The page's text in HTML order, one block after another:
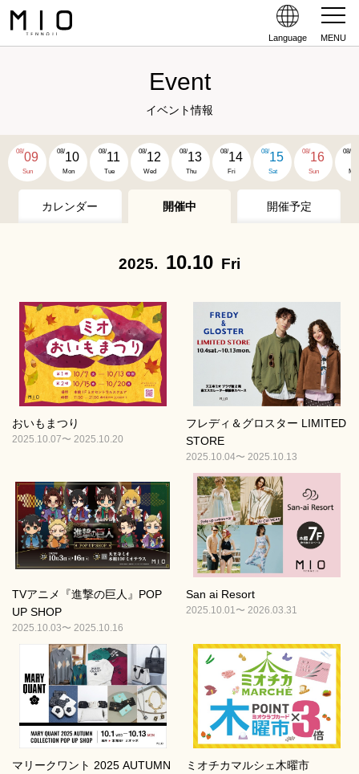
Language MENU
Event
イベント情報
08/09
Sun
08/10
Mon
08/11
Tue
08/12
Wed
08/13
Thu
08/14
Fri
08/15
Sat
08/16
Sun
08/
カレンダー 開催中 開催予定
2025. 10.10 Fri
おいもまつり
2025.10.07〜 2025.10.20
フレディ＆グロスター LIMITED
STORE
2025.10.04〜 2025.10.13
TVアニメ『進撃の巨人』POP
UP SHOP
2025.10.03〜 2025.10.16
San ai Resort
2025.10.01〜 2026.03.31
マリークワント 2025 AUTUMN
ミオチカマルシェ木曜市